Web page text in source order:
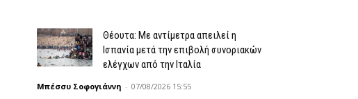
Θέουτα: Με αντίμετρα απειλεί η
Ισπανία μετά την επιβολή συνοριακών
ελέγχων από την Ιταλία
Μπέσσυ Σοφογιάννη - 07/08/2026 15:55